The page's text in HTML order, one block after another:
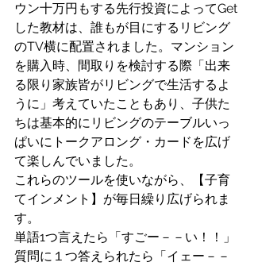
ウン十万円もする先行投資によってGet
した教材は、誰もが目にするリビング
のTV横に配置されました。マンション
を購入時、間取りを検討する際「出来
る限り家族皆がリビングで生活するよ
うに」考えていたこともあり、子供た
ちは基本的にリビングのテーブルいっ
ぱいにトークアロング・カードを広げ
て楽しんでいました。
これらのツールを使いながら、【子育
てインメント】が毎日繰り広げられま
す。
単語1つ言えたら「すごー－－い！！」
質問に１つ答えられたら「イェー－－